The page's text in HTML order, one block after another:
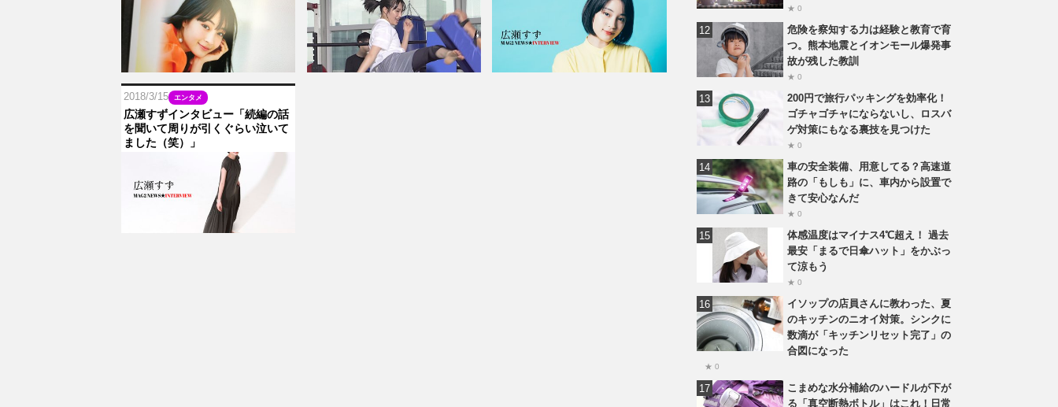
2018/3/15 エンタメ
広瀬すずインタビュー「続編の話
を聞いて周りが引くぐらい泣いて
ました（笑）」
★ 0
危険を察知する力は経験と教育で育
つ。熊本地震とイオンモール爆発事
故が残した教訓
★ 0
200円で旅行パッキングを効率化！
ゴチャゴチャにならないし、ロスバ
ゲ対策にもなる裏技を見つけた
★ 0
車の安全装備、用意してる？高速道
路の「もしも」に、車内から設置で
きて安心なんだ
★ 0
体感温度はマイナス4℃超え！ 過去
最安「まるで日傘ハット」をかぶっ
て涼もう
★ 0
イソップの店員さんに教わった、夏
のキッチンのニオイ対策。シンクに
数滴が「キッチンリセット完了」の
合図になった
★ 0
こまめな水分補給のハードルが下が
る「真空断熱ボトル」はこれ！日常